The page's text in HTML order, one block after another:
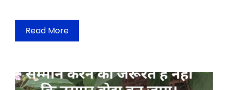
Read More